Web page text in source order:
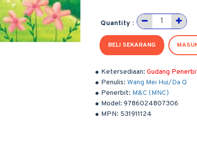
Ketersediaan: Gudang
Penulis: Wang Mei Hui/Da Q
Penerbit: M&C (MNC)
Model: 9786024807306
MPN: 531911124
Quantity :
BELI SEKARANG